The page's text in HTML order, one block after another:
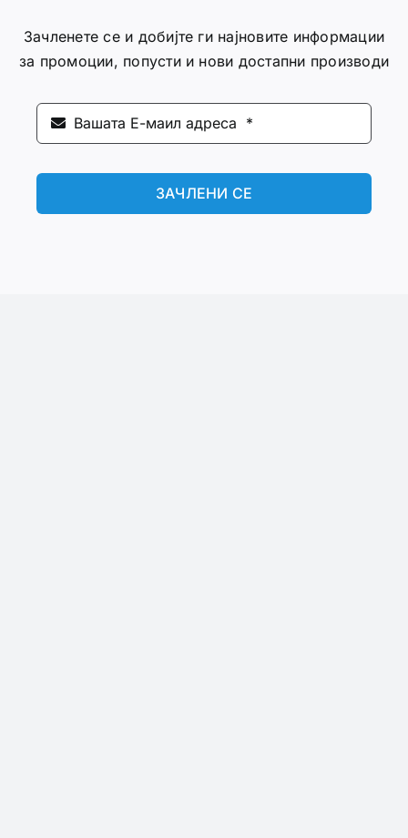
Зачленете се и добијте ги најновите информации
за промоции, попусти и нови достапни производи
ЗАЧЛЕНИ СЕ